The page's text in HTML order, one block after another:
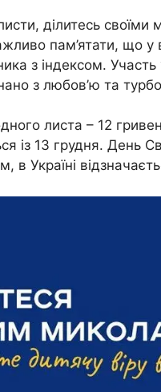
ділитесь своїми
пам’ятати, що у
з індексом.
з любов’ю та
листа – 12
із 13 грудня. День
в Україні